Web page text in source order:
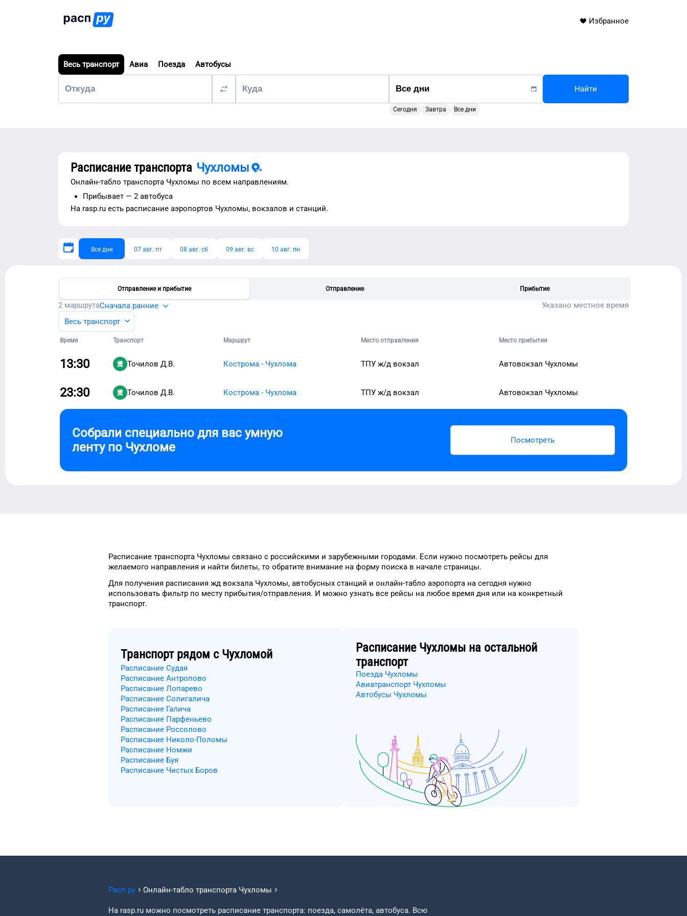
Избранное
Весь транспорт Авиа Поезда Автобусы
Сегодня Завтра Все дни
Найти
Расписание транспорта Чухломы
Онлайн-табло транспорта Чухломы по всем направлениям.
Прибывает — 2 автобуса
На rasp.ru есть расписание аэропортов Чухломы, вокзалов и станций.
Все дни 07 авг. пт 08 авг. сб 09 авг. вс 10 авг. пн
Отправление и прибытие Отправление Прибытие
2 маршрутаСначала ранние
Указано местное время
Весь транспорт
Время Транспорт Маршрут Место отправления Место прибытия
13:30 Точилов Д.В. Кострома - Чухлома ТПУ ж/д вокзал Автовокзал Чухломы
23:30 Точилов Д.В. Кострома - Чухлома ТПУ ж/д вокзал Автовокзал Чухломы
Собрали специально для вас умную
ленту по Чухломе Посмотреть
Расписание транспорта Чухломы связано с российскими и зарубежными городами. Если нужно посмотреть рейсы для
желаемого направления и найти билеты, то обратите внимание на форму поиска в начале страницы.
Для получения расписания жд вокзала Чухломы, автобусных станций и онлайн-табло аэропорта на сегодня нужно
использовать фильтр по месту прибытия/отправления. И можно узнать все рейсы на любое время дня или на конкретный
транспорт.
Транспорт рядом с Чухломой
Расписание Судая
Расписание Антропово
Расписание Лопарево
Расписание Солигалича
Расписание Галича
Расписание Парфеньево
Расписание Россолово
Расписание Николо-Поломы
Расписание Номжи
Расписание Буя
Расписание Чистых Боров
Расписание Чухломы на остальной
транспорт
Поезда Чухломы
Авиатранспорт Чухломы
Автобусы Чухломы
Расп.ру Онлайн-табло транспорта Чухломы
На rasp.ru можно посмотреть расписание транспорта: поезда, самолёта, автобуса. Всю